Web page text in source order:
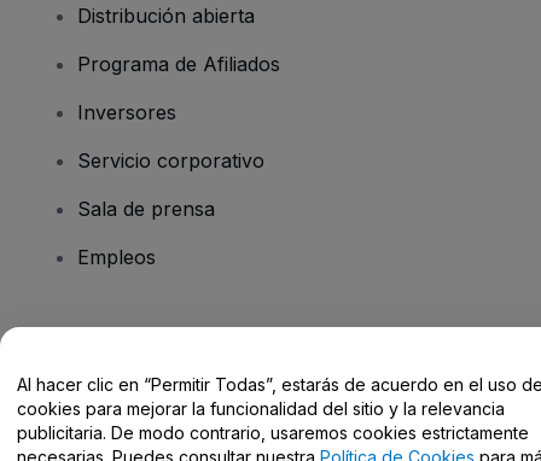
Distribución abierta
Programa de Afiliados
Inversores
Servicio corporativo
Sala de prensa
Empleos
Centro de Ayuda / Contacto
Al hacer clic en “Permitir Todas”, estarás de acuerdo en el uso
cookies para mejorar la funcionalidad del sitio y la relevancia
publicitaria. De modo contrario, usaremos cookies estrictamente
necesarias. Puedes consultar nuestra Política de Cookies para